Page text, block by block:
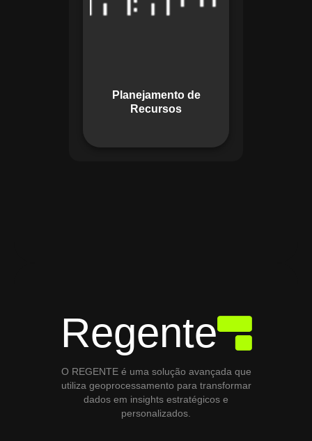
Planejamento de
Recursos
garante o uso
promovendo
Regente
O REGENTE é uma solução avançada que
utiliza geoprocessamento para transformar
dados em insights estratégicos e
personalizados.